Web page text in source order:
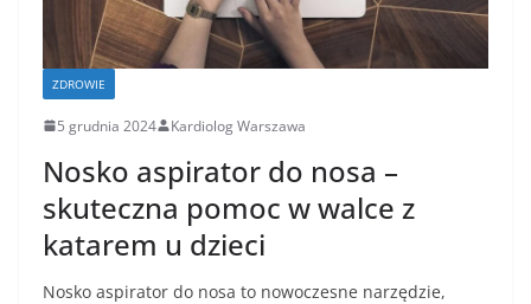
ZDROWIE
5 grudnia 2024 Kardiolog Warszawa
Nosko aspirator do nosa –
skuteczna pomoc w walce z
katarem u dzieci
Nosko aspirator do nosa to nowoczesne narzędzie,